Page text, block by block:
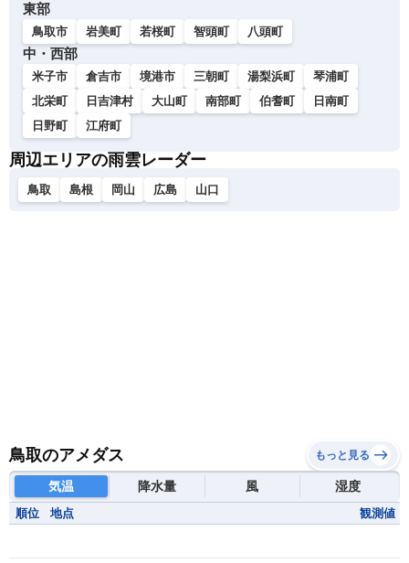
東部
鳥取市 岩美町 若桜町 智頭町 八頭町
中・西部
米子市 倉吉市 境港市 三朝町 湯梨浜町
琴浦町
北栄町
日吉津村 大山町 南部町 伯耆町
日南町
日野町
江府町
周辺エリアの雨雲レーダー
鳥取 島根 岡山 広島 山口
鳥取のアメダス もっと見る
気温 降水量 風 湿度
順位 地点 観測値